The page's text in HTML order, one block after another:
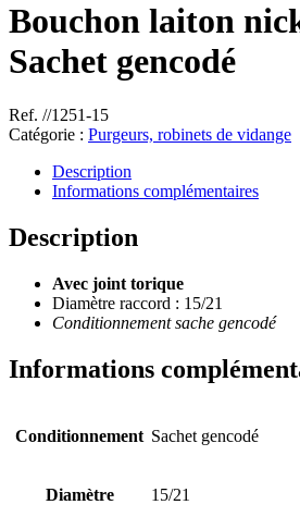
Bouchon laiton
Sachet gencodé
Ref. //1251-15
Catégorie : Purgeurs, robinets de vidange
Description
Informations complémentaires
Description
Avec joint torique
Diamètre raccord : 15/21
Conditionnement sache gencodé
Informations
Conditionnement Sachet gencodé
Diamètre 15/21